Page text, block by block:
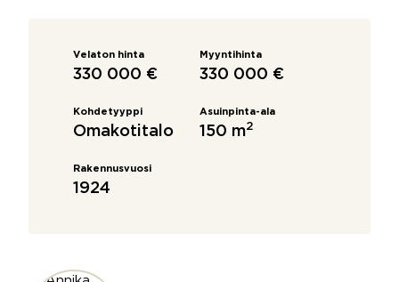
Velaton hinta
330 000 €
Myyntihinta
330 000 €
Kohdetyyppi
Omakotitalo
Asuinpinta-ala
150 m2
Rakennusvuosi
1924